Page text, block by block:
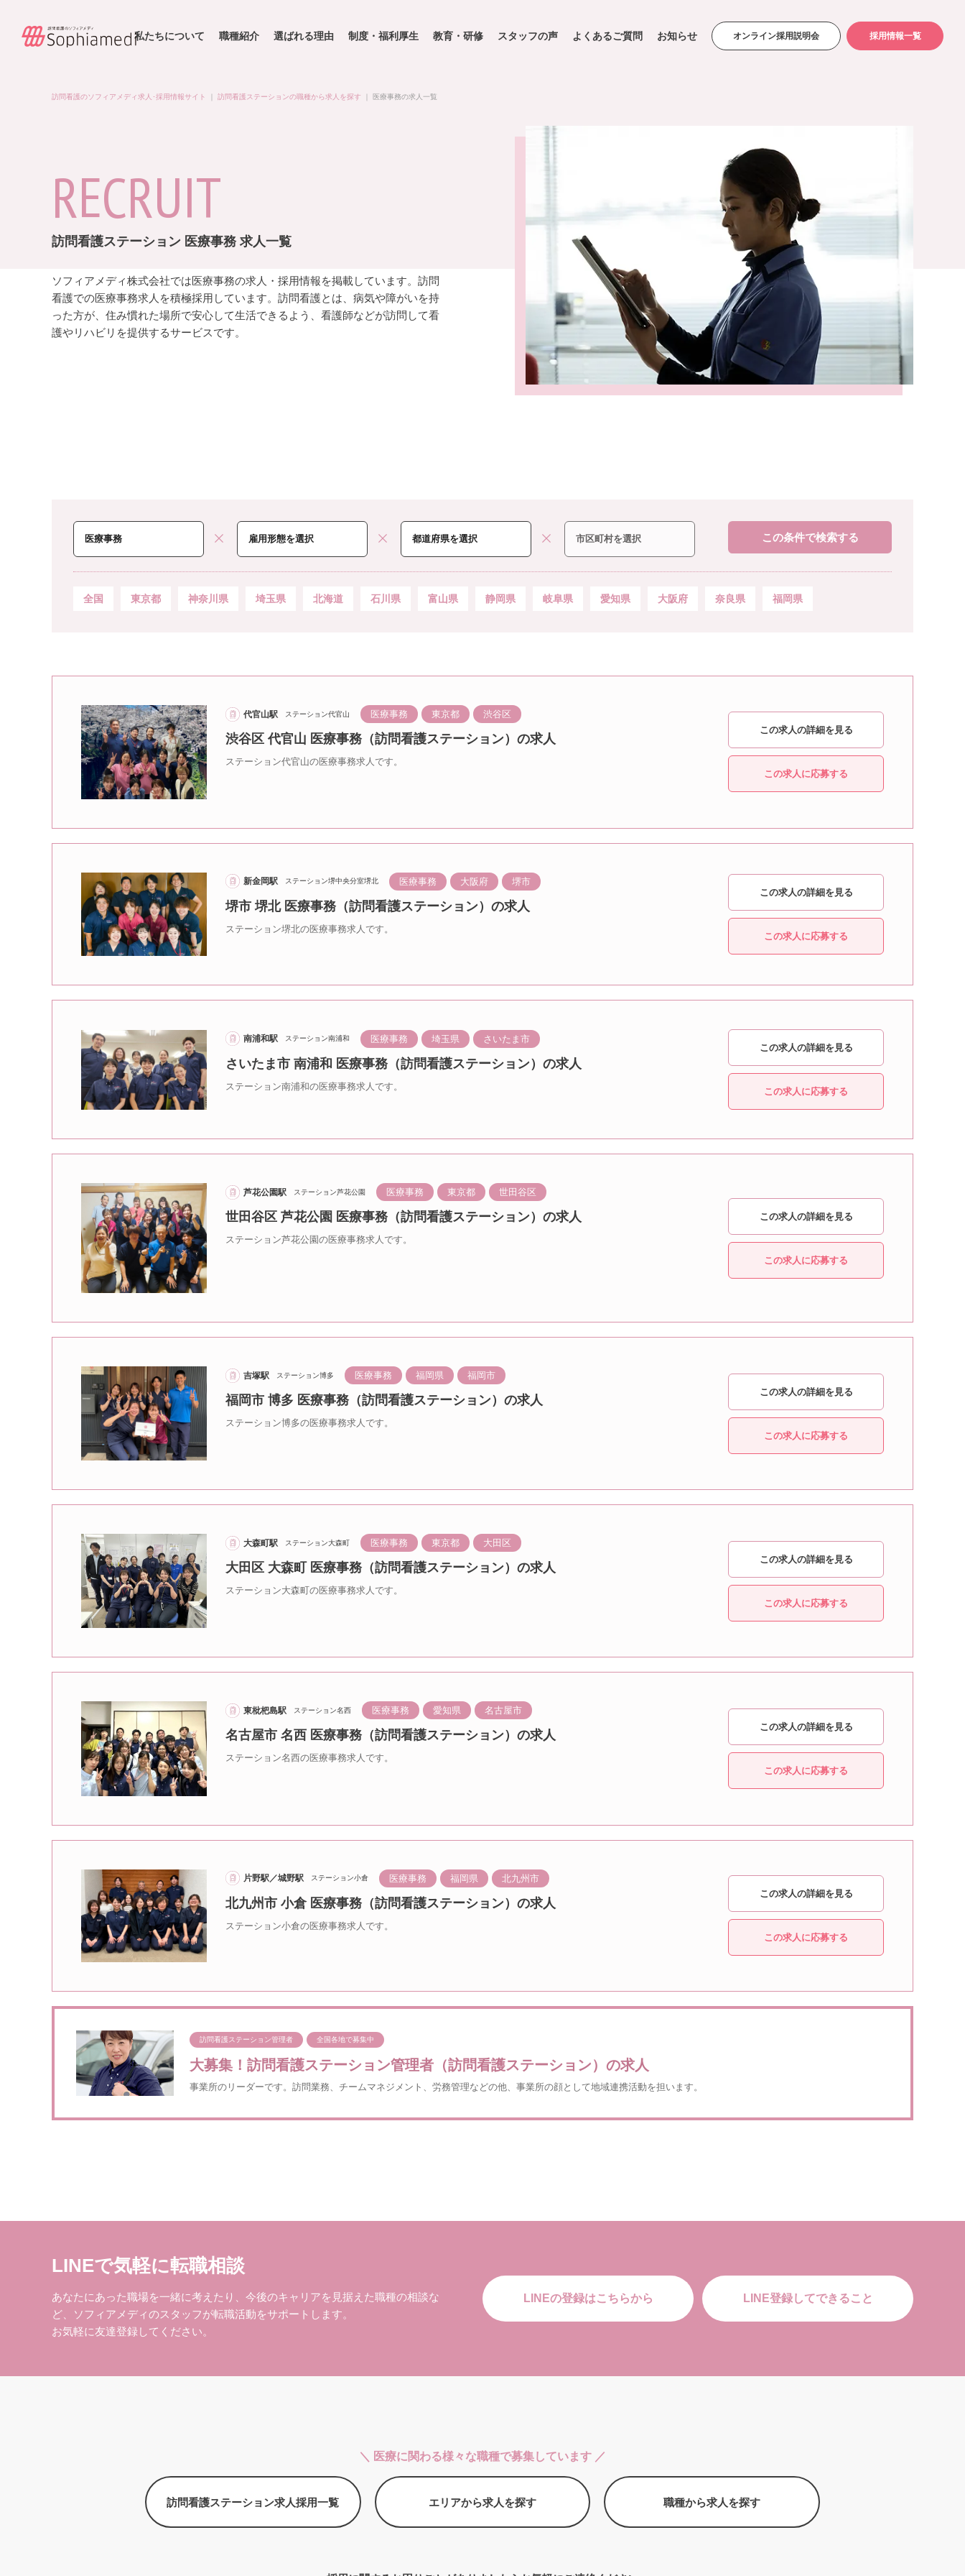
私たちについて 職種紹介 選ばれる理由 制度・福利厚生 教育・研修 スタッフの声 よくあるご質問 お知らせ オンライン採用説明会 採用情報一覧
訪問看護のソフィアメディ求人･採用情報サイト 訪問看護ステーションの職種から求人を探す 医療事務の求人一覧
RECRUIT
訪問看護ステーション 医療事務 求人一覧
ソフィアメディ株式会社では医療事務の求人・採用情報を掲載しています。訪問
看護での医療事務求人を積極採用しています。訪問看護とは、病気や障がいを持
った方が、住み慣れた場所で安心して生活できるよう、看護師などが訪問して看
護やリハビリを提供するサービスです。
この条件で検索する
全国 東京都 神奈川県 埼玉県 北海道 石川県 富山県 静岡県 岐阜県 愛知県 大阪府 奈良県 福岡県
代官山駅 ステーション代官山 医療事務 東京都 渋谷区
渋谷区 代官山 医療事務（訪問看護ステーション）の求人
ステーション代官山の医療事務求人です。
この求人の詳細を見る
この求人に応募する
新金岡駅 ステーション堺中央分室堺北 医療事務 大阪府 堺市
堺市 堺北 医療事務（訪問看護ステーション）の求人
ステーション堺北の医療事務求人です。
この求人の詳細を見る
この求人に応募する
南浦和駅 ステーション南浦和 医療事務 埼玉県 さいたま市
さいたま市 南浦和 医療事務（訪問看護ステーション）の求人
ステーション南浦和の医療事務求人です。
この求人の詳細を見る
この求人に応募する
芦花公園駅 ステーション芦花公園 医療事務 東京都 世田谷区
世田谷区 芦花公園 医療事務（訪問看護ステーション）の求人
ステーション芦花公園の医療事務求人です。
この求人の詳細を見る
この求人に応募する
吉塚駅 ステーション博多 医療事務 福岡県 福岡市
福岡市 博多 医療事務（訪問看護ステーション）の求人
ステーション博多の医療事務求人です。
この求人の詳細を見る
この求人に応募する
大森町駅 ステーション大森町 医療事務 東京都 大田区
大田区 大森町 医療事務（訪問看護ステーション）の求人
ステーション大森町の医療事務求人です。
この求人の詳細を見る
この求人に応募する
東枇杷島駅 ステーション名西 医療事務 愛知県 名古屋市
名古屋市 名西 医療事務（訪問看護ステーション）の求人
ステーション名西の医療事務求人です。
この求人の詳細を見る
この求人に応募する
片野駅／城野駅 ステーション小倉 医療事務 福岡県 北九州市
北九州市 小倉 医療事務（訪問看護ステーション）の求人
ステーション小倉の医療事務求人です。
この求人の詳細を見る
この求人に応募する
訪問看護ステーション管理者 全国各地で募集中
大募集！訪問看護ステーション管理者（訪問看護ステーション）の求人
事業所のリーダーです。訪問業務、チームマネジメント、労務管理などの他、事業所の顔として地域連携活動を担います。
LINEで気軽に転職相談
あなたにあった職場を一緒に考えたり、今後のキャリアを見据えた職種の相談な
ど、ソフィアメディのスタッフが転職活動をサポートします。
お気軽に友達登録してください。
LINEの登録はこちらから LINE登録してできること
＼ 医療に関わる様々な職種で募集しています ／
訪問看護ステーション求人採用一覧 エリアから求人を探す 職種から求人を探す